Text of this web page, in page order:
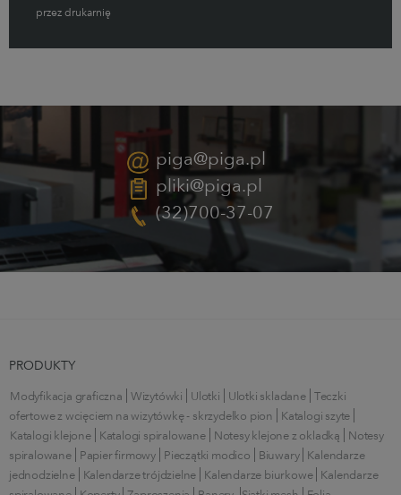
przez drukarnię
piga@piga.pl
pliki@piga.pl
(32)700-37-07
PRODUKTY
Modyfikacja graficzna Wizytówki Ulotki Ulotki składane Teczki
ofertowe z wcięciem na wizytówkę - skrzydełko pion
Katalogi szyte
Katalogi klejone
Katalogi spiralowane Notesy klejone z okładką
Notesy
spiralowane
Papier firmowy Pieczątki modico Biuwary Kalendarze
jednodzielne
Kalendarze trójdzielne Kalendarze biurkowe Kalendarze